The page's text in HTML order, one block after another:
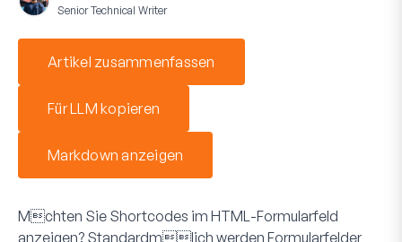
Senior Technical Writer
Artikel zusammenfassen
Für LLM kopieren
Markdown anzeigen
Mchten Sie Shortcodes im HTML -Formularfeld
anzeigen? Standardmlich werden Formularfelder